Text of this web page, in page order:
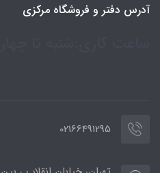
آدرس دفتر و فروشگاه مرکزی
02166491295